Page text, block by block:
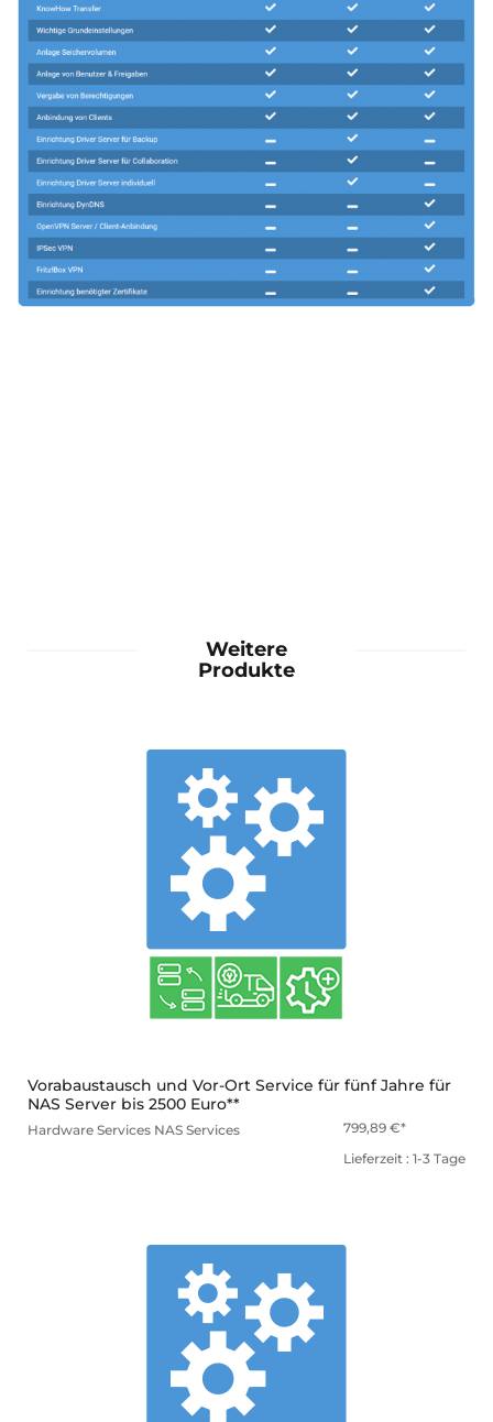
Weitere
Produkte
mehr
Vorabaustausch und Vor-Ort Service für fünf Jahre für
NAS Server bis 2500 Euro**
Hardware Services NAS Services 799,89 €
Lieferzeit : 1-3 Tage